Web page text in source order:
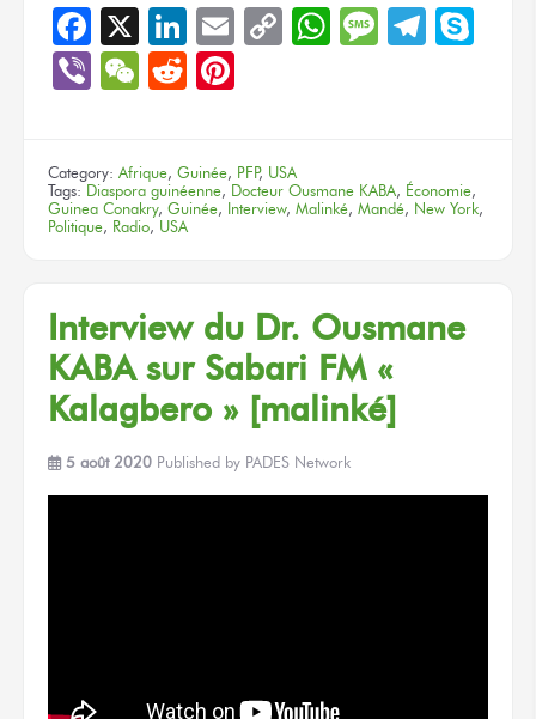
Facebook
X LinkedIn
EmailCopyWhatsApp
Message
ViberWeChat
Reddit
Category: Afrique, Guinée, PFP, USA
Tags: Diaspora guinéenne, Docteur Ousmane KABA, Économie,
Guinea Conakry, Guinée, Interview, Malinké, Mandé, New York,
Politique, Radio, USA
Interview du Dr. Ousmane
KABA sur Sabari FM «
Kalagbero » [malinké]
5 août 2020 Published by PADES Network